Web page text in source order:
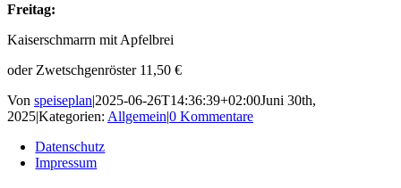
Freitag:
Kaiserschmarrn mit Apfelbrei
oder Zwetschgenröster 11,50 €
Von speiseplan|2025-06-26T14:36:39+02:00Juni 30th,
2025|Kategorien: Allgemein|0 Kommentare
Datenschutz
Impressum